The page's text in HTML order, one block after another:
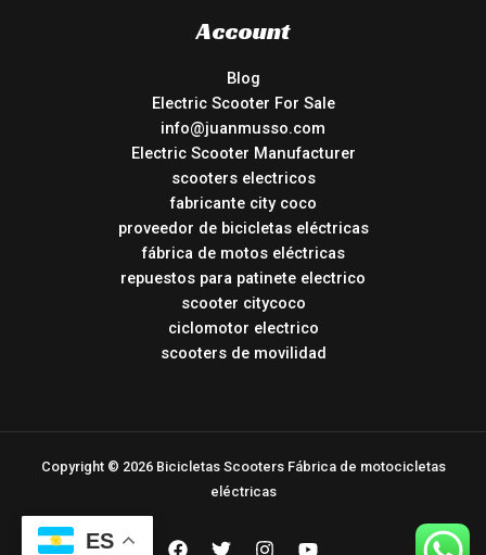
Account
Blog
Electric Scooter For Sale
info@juanmusso.com
Electric Scooter Manufacturer
scooters electricos
fabricante city coco
proveedor de bicicletas eléctricas
fábrica de motos eléctricas
repuestos para patinete electrico
scooter citycoco
ciclomotor electrico
scooters de movilidad
Copyright © 2026 Bicicletas Scooters Fábrica de motocicletas
eléctricas
ES